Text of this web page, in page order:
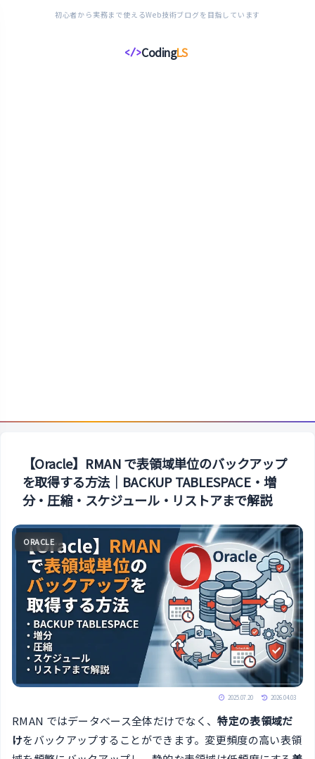
初心者から実務まで使えるWeb技術ブログを目指しています
</>CodingLS
コ
【Oracle】RMAN で表領域単位のバックアップ
を取得する方法｜BACKUP TABLESPACE・増
分・圧縮・スケジュール・リストアまで解説
ORACLE
2025.07.20 2026.04.03
RMAN ではデータベース全体だけでなく、特定の表領域だ
けをバックアップすることができます。変更頻度の高い表領